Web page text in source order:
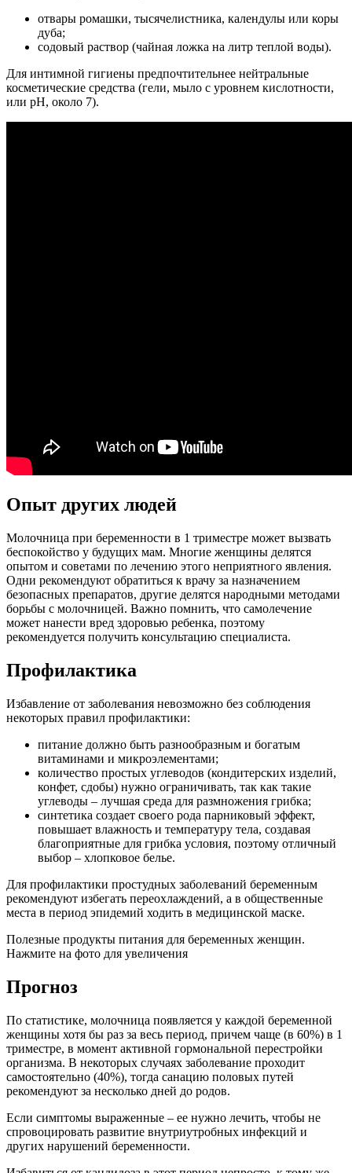
отвары ромашки, тысячелистника, календулы или коры
дуба;
содовый раствор (чайная ложка на литр теплой воды).
Для интимной гигиены предпочтительнее нейтральные
косметические средства (гели, мыло с уровнем кислотности,
или рН, около 7).
Опыт других людей
Молочница при беременности в 1 триместре может вызвать
беспокойство у будущих мам. Многие женщины делятся
опытом и советами по лечению этого неприятного явления.
Одни рекомендуют обратиться к врачу за назначением
безопасных препаратов, другие делятся народными методами
борьбы с молочницей. Важно помнить, что самолечение
может нанести вред здоровью ребенка, поэтому
рекомендуется получить консультацию специалиста.
Профилактика
Избавление от заболевания невозможно без соблюдения
некоторых правил профилактики:
питание должно быть разнообразным и богатым
витаминами и микроэлементами;
количество простых углеводов (кондитерских изделий,
конфет, сдобы) нужно ограничивать, так как такие
углеводы – лучшая среда для размножения грибка;
синтетика создает своего рода парниковый эффект,
повышает влажность и температуру тела, создавая
благоприятные для грибка условия, поэтому отличный
выбор – хлопковое белье.
Для профилактики простудных заболеваний беременным
рекомендуют избегать переохлаждений, а в общественные
места в период эпидемий ходить в медицинской маске.
Полезные продукты питания для беременных женщин.
Нажмите на фото для увеличения
Прогноз
По статистике, молочница появляется у каждой беременной
женщины хотя бы раз за весь период, причем чаще (в 60%) в 1
триместре, в момент активной гормональной перестройки
организма. В некоторых случаях заболевание проходит
самостоятельно (40%), тогда санацию половых путей
рекомендуют за несколько дней до родов.
Если симптомы выраженные – ее нужно лечить, чтобы не
спровоцировать развитие внутриутробных инфекций и
других нарушений беременности.